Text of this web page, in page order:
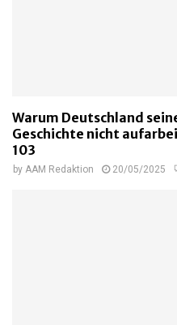
Warum Deutschland
Geschichte nicht
103
by AAM Redaktion 20/05/2025